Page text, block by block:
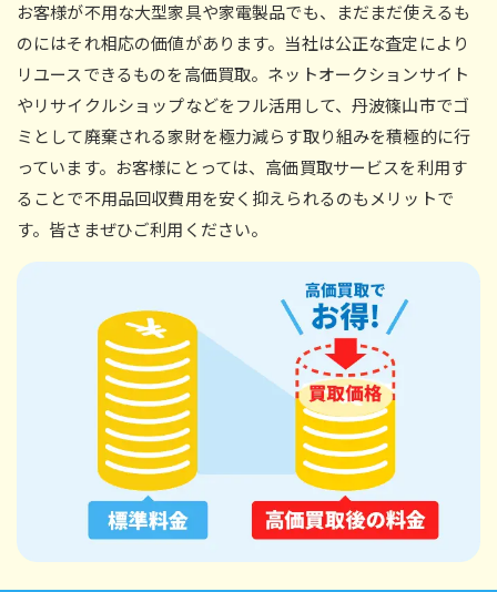
お客様が不用な大型家具や家電製品でも、まだまだ使えるも
のにはそれ相応の価値があります。当社は公正な査定により
リユースできるものを高価買取。ネットオークションサイト
やリサイクルショップなどをフル活用して、丹波篠山市でゴ
ミとして廃棄される家財を極力減らす取り組みを積極的に行
っています。お客様にとっては、高価買取サービスを利用す
ることで不用品回収費用を安く抑えられるのもメリットで
す。皆さまぜひご利用ください。